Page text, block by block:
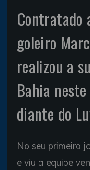
Contratado
goleiro
realizou a
Bahia
diante do
No seu primeiro
e viu a equipe